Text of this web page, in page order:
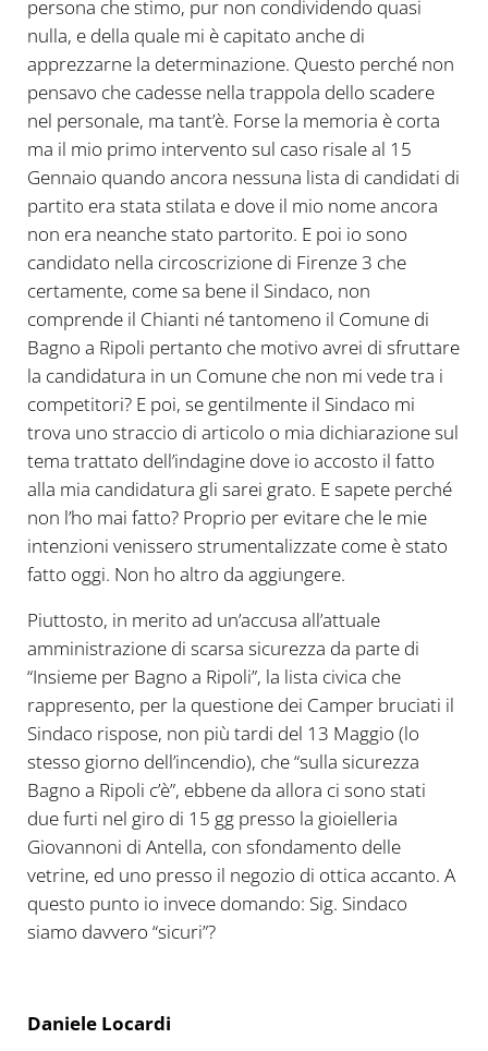
persona che stimo, pur non condividendo quasi
nulla, e della quale mi è capitato anche di
apprezzarne la determinazione. Questo perché non
pensavo che cadesse nella trappola dello scadere
nel personale, ma tant’è. Forse la memoria è corta
ma il mio primo intervento sul caso risale al 15
Gennaio quando ancora nessuna lista di candidati di
partito era stata stilata e dove il mio nome ancora
non era neanche stato partorito. E poi io sono
candidato nella circoscrizione di Firenze 3 che
certamente, come sa bene il Sindaco, non
comprende il Chianti né tantomeno il Comune di
Bagno a Ripoli pertanto che motivo avrei di sfruttare
la candidatura in un Comune che non mi vede tra i
competitori? E poi, se gentilmente il Sindaco mi
trova uno straccio di articolo o mia dichiarazione sul
tema trattato dell’indagine dove io accosto il fatto
alla mia candidatura gli sarei grato. E sapete perché
non l’ho mai fatto? Proprio per evitare che le mie
intenzioni venissero strumentalizzate come è stato
fatto oggi. Non ho altro da aggiungere.
Piuttosto, in merito ad un’accusa all’attuale
amministrazione di scarsa sicurezza da parte di
“Insieme per Bagno a Ripoli”, la lista civica che
rappresento, per la questione dei Camper bruciati il
Sindaco rispose, non più tardi del 13 Maggio (lo
stesso giorno dell’incendio), che “sulla sicurezza
Bagno a Ripoli c’è”, ebbene da allora ci sono stati
due furti nel giro di 15 gg presso la gioielleria
Giovannoni di Antella, con sfondamento delle
vetrine, ed uno presso il negozio di ottica accanto. A
questo punto io invece domando: Sig. Sindaco
siamo davvero “sicuri”?
Daniele Locardi